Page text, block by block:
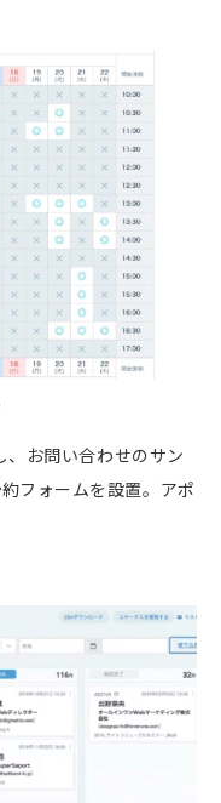
、お問い合わせのサン
フォームを設置。アポ